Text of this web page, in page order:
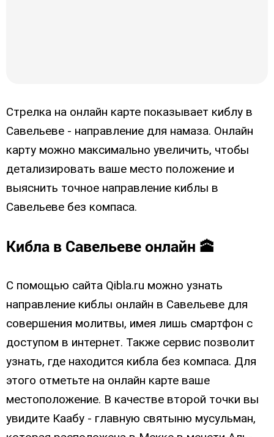
Стрелка на онлайн карте показывает киблу в
Савельеве - направление для намаза. Онлайн
карту можно максимально увеличить, чтобы
детализировать ваше место положение и
выяснить точное направление киблы в
Савельеве без компаса.
Кибла в Савельеве онлайн 🕋
С помощью сайта Qibla.ru можно узнать
направление киблы онлайн в Савельеве для
совершения молитвы, имея лишь смартфон с
доступом в интернет. Также сервис позволит
узнать, где находится кибла без компаса. Для
этого отметьте на онлайн карте ваше
местоположение. В качестве второй точки вы
увидите Каабу - главную святыню мусульман,